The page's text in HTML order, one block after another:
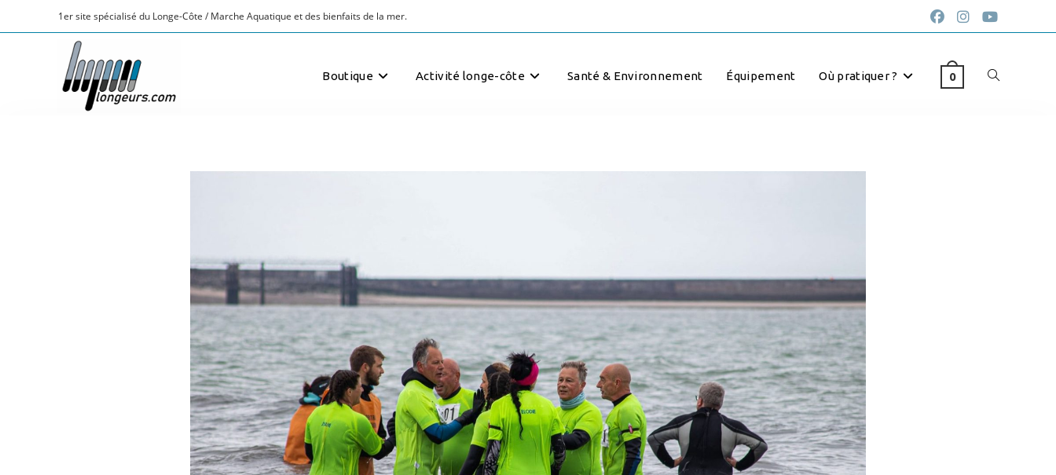
1er site spécialisé du Longe-Côte / Marche Aquatique et des bienfaits de la mer.
Boutique Activité longe-côte Santé & Environnement Équipement Où pratiquer ? 0